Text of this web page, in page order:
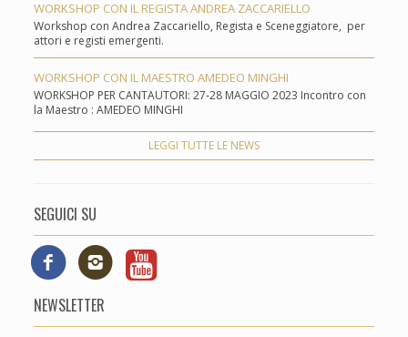
WORKSHOP CON IL REGISTA ANDREA ZACCARIELLO
Workshop con Andrea Zaccariello, Regista e Sceneggiatore, per
attori e registi emergenti.
WORKSHOP CON IL MAESTRO AMEDEO MINGHI
WORKSHOP PER CANTAUTORI: 27-28 MAGGIO 2023 Incontro con
la Maestro : AMEDEO MINGHI
LEGGI TUTTE LE NEWS
SEGUICI SU
NEWSLETTER